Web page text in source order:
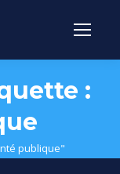
:
publique"